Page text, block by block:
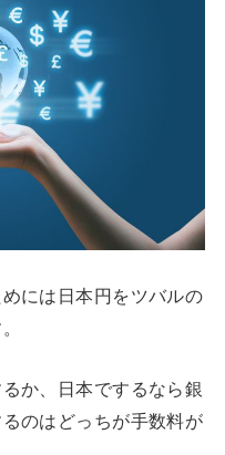
には日本円をツバルの
か、日本でするなら銀
のはどっちが手数料が